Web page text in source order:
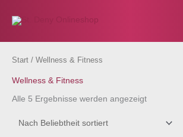
Inhalt
Start / Wellness & Fitness
Wellness & Fitness
Alle 5 Ergebnisse werden angezeigtNach